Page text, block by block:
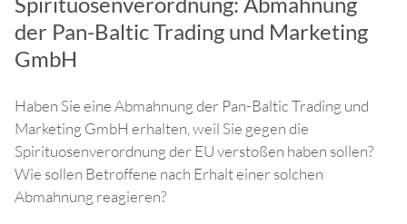
der Pan-Baltic Trading und Marketing
GmbH
Haben Sie eine Abmahnung der Pan-Baltic Trading und
Marketing GmbH erhalten, weil Sie gegen die
Spirituosenverordnung der EU verstoßen haben sollen?
Wie sollen Betroffene nach Erhalt einer solchen
Abmahnung reagieren?